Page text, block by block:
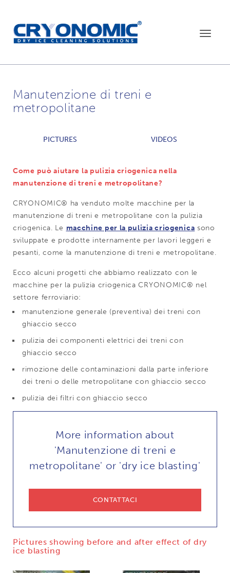
Toggle
Manutenzione di treni e
metropolitane
PICTURES VIDEOS
Come può aiutare la pulizia criogenica nella
manutenzione di treni e metropolitane?
CRYONOMIC® ha venduto molte macchine per la
manutenzione di treni e metropolitane con la pulizia
criogenica. Le macchine per la pulizia criogenica sono
sviluppate e prodotte internamente per lavori leggeri e
pesanti, come la manutenzione di treni e metropolitane.
Ecco alcuni progetti che abbiamo realizzato con le
macchine per la pulizia criogenica CRYONOMIC® nel
settore ferroviario:
manutenzione generale (preventiva) dei treni con
ghiaccio secco
pulizia dei componenti elettrici dei treni con
ghiaccio secco
rimozione delle contaminazioni dalla parte inferiore
dei treni o delle metropolitane con ghiaccio secco
pulizia dei filtri con ghiaccio secco
More information about
'Manutenzione di treni e
metropolitane' or 'dry ice blasting'
CONTATTACI
Pictures showing before and after effect of dry
ice blasting